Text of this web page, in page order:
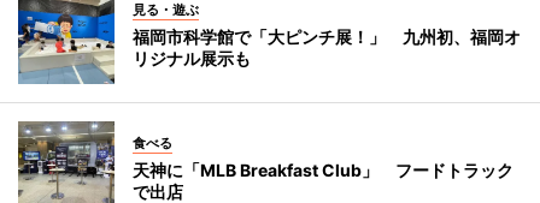
見る・遊ぶ
福岡市科学館で「大ピンチ展！」 九州初、福岡オ
リジナル展示も
食べる
天神に「MLB Breakfast Club」 フードトラック
で出店